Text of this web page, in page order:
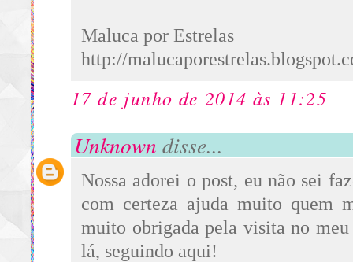
Maluca por Estrelas
http://
17 de junho de 2014 às 11:25
Unknown disse...
Nossa adorei o post, eu não sei
com certeza ajuda muito quem
muito obrigada pela visita no
lá, seguindo aqui!